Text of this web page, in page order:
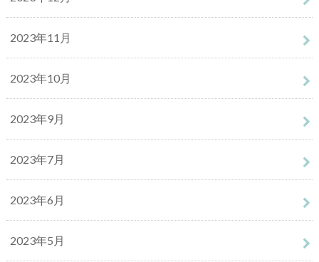
2023年11月
2023年10月
2023年9月
2023年7月
2023年6月
2023年5月